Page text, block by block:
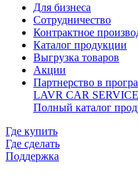
Для бизнеса
Сотрудничество
Контрактное
Каталог продукции
Выгрузка товаров
Акции
Партнерство в
LAVR CAR SERVICE
Полный каталог
Где купить
Где сделать
Поддержка